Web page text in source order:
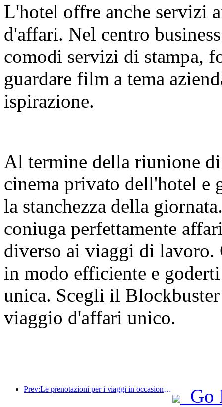
L'hotel offre anche servizi
d'affari. Nel centro
comodi servizi di stampa,
guardare film a tema
ispirazione.
Al termine della riunione
cinema privato dell'hotel e
la stanchezza della
coniuga perfettamente
diverso ai viaggi di
in modo efficiente e
unica. Scegli il
viaggio d'affari unico.
Prev:Le prenotazioni per i viaggi in occasione del Festival di Primavera sono in forte espansione! 2,3 milioni di aziende alberghiere potrebbero avere un buon inizio
Go